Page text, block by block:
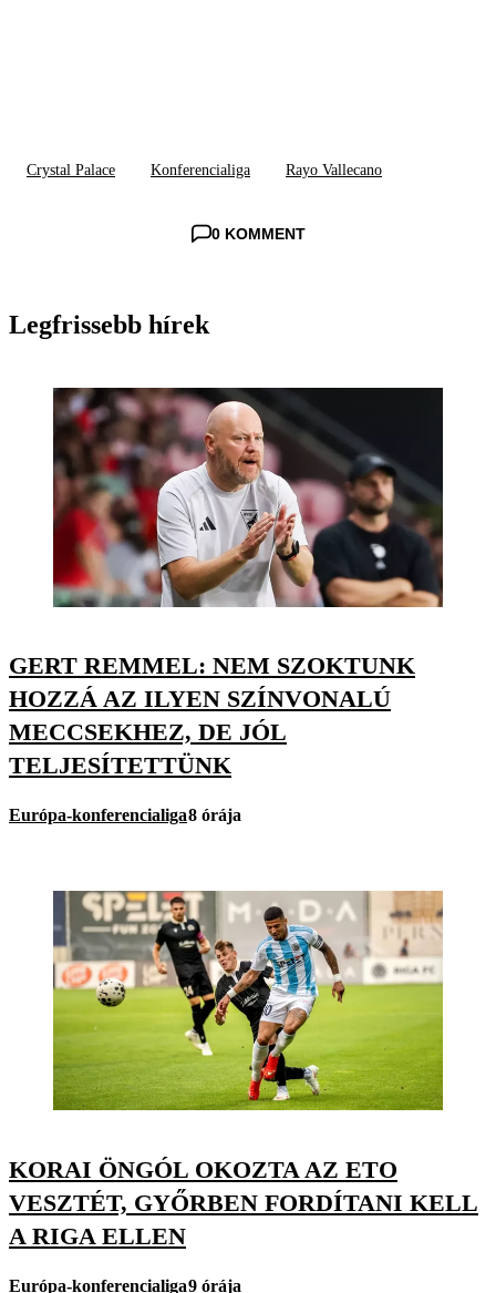
Crystal Palace Konferencialiga Rayo Vallecano
0 KOMMENT
Legfrissebb hírek
GERT REMMEL: NEM SZOKTUNK
HOZZÁ AZ ILYEN SZÍNVONALÚ
MECCSEKHEZ, DE JÓL
TELJESÍTETTÜNK
Európa-konferencialiga8 órája
KORAI ÖNGÓL OKOZTA AZ ETO
VESZTÉT, GYŐRBEN FORDÍTANI KELL
A RIGA ELLEN
Európa-konferencialiga9 órája